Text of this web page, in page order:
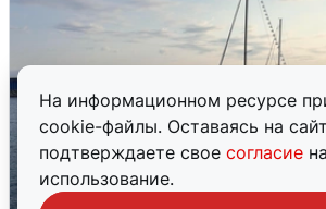
На информационном ресурсе
cookie-файлы. Оставаясь на
подтверждаете свое согласие
использование.